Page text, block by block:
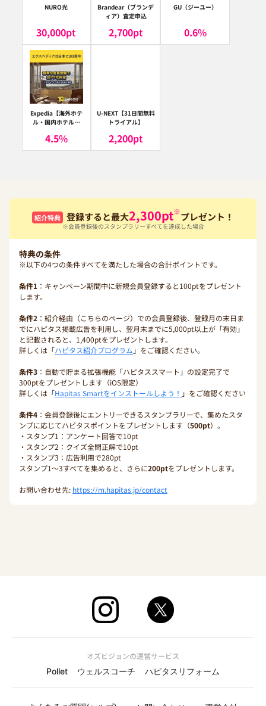
NURO光
30,000pt
Brandear（ブランデ
ィア）査定申込
2,700pt
GU（ジーユー）
0.6%
Expedia【海外ホテ
ル・国内ホテル予
ア）
4.5%
U-NEXT【31日間無料
トライアル】
2,200pt
紹介特典 登録すると最大2,300pt※プレゼント！
※会員登録後のスタンプラリーすべてを達成した場合
特典の条件
※以下の4つの条件すべてを満たした場合の合計ポイントです。
条件1 ：キャンペーン期間中に新規会員登録すると100ptをプレゼント
します。
条件2 ：紹介経由（こちらのページ）での会員登録後、登録月の末日ま
でにハピタス掲載広告を利用し、翌月末までに5,000pt以上が「有効」
と記載されると、1,400ptをプレゼントします。
詳しくは「ハピタス紹介プログラム 」をご確認ください。
条件3 ：自動で貯まる拡張機能「ハピタススマート」の設定完了で
300ptをプレゼントします（iOS限定）
詳しくは「Hapitas Smartをインストールしよう！ 」をご確認ください
条件4 ：会員登録後にエントリーできるスタンプラリーで、集めたスタ
ンプに応じてハピタスポイントをプレゼントします（500pt）。
・スタンプ1：アンケート回答で10pt
・スタンプ2：クイズ全問正解で10pt
・スタンプ3：広告利用で280pt
スタンプ1〜3すべてを集めると、さらに200ptをプレゼントします。
お問い合わせ先: https://m.hapitas.jp/contact
オズビジョンの運営サービス
Pollet
ウェルスコーチ ハピタスリフォーム